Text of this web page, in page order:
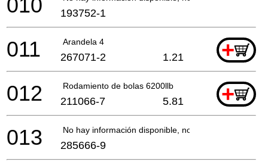
010 193752-1
Arandela 4 +
011 267071-2 1.21
Rodamiento de bolas 6200llb +
012 211066-7 5.81
No hay información disponible, no se puede pedir
013 285666-9